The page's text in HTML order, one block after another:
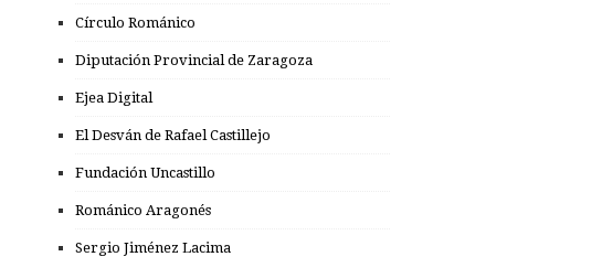
Círculo Románico
Diputación Provincial de Zaragoza
Ejea Digital
El Desván de Rafael Castillejo
Fundación Uncastillo
Románico Aragonés
Sergio Jiménez Lacima